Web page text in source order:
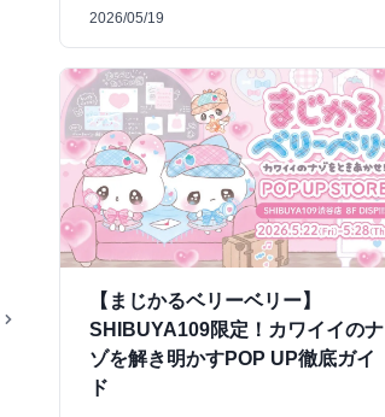
2026/05/19
【まじかるベリーベリー】
SHIBUYA109限定！カワイイのナ
ゾを解き明かすPOP UP徹底ガイ
ド